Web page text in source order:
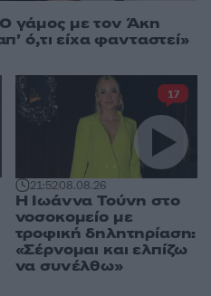
γάμος με τον Άκη
ό,τι είχα φανταστεί»
21:5208.08.26
Η Ιωάννα Τούνη στο
νοσοκομείο με
τροφική δηλητηρίαση:
«Σέρνομαι και ελπίζω
να συνέλθω»
17